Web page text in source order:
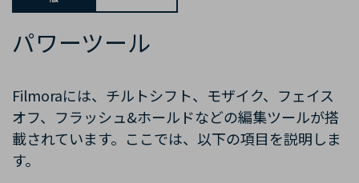
パワーツール
Filmoraには、チルトシフト、モザイク、フェイス
オフ、フラッシュ&ホールドなどの編集ツールが搭
載されています。ここでは、以下の項目を説明しま
す。